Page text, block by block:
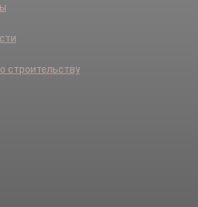
строительству